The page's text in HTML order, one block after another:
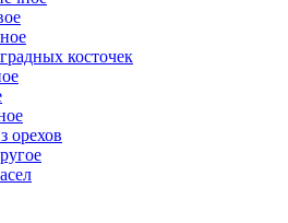
косточек
орехов